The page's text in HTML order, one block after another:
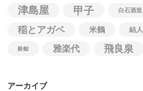
津島屋 甲子 白石酒造
稲とアガベ 米鶴 結人
酔鯨 雅楽代 飛良泉
アーカイブ